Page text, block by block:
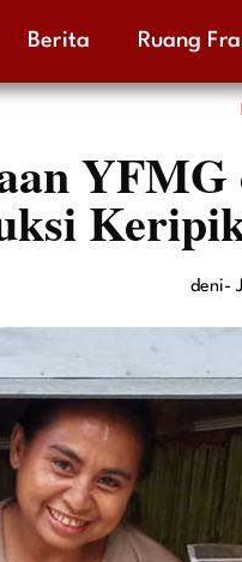
Berita Ruang
deni-